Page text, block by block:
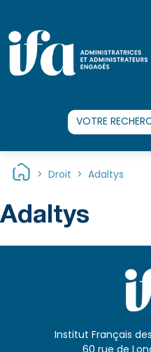
> Droit > Adaltys
Adaltys
Institut Français